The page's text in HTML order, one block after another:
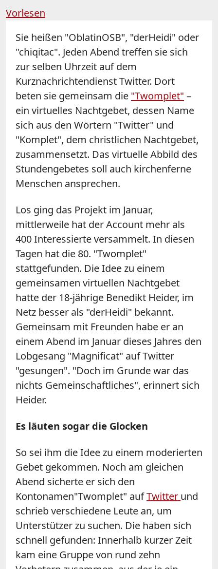
Vorlesen
Sie heißen "OblatinOSB", "derHeidi" oder
"chiqitac". Jeden Abend treffen sie sich
zur selben Uhrzeit auf dem
Kurznachrichtendienst Twitter. Dort
beten sie gemeinsam die "Twomplet" –
ein virtuelles Nachtgebet, dessen Name
sich aus den Wörtern "Twitter" und
"Komplet", dem christlichen Nachtgebet,
zusammensetzt. Das virtuelle Abbild des
Stundengebetes soll auch kirchenferne
Menschen ansprechen.
Los ging das Projekt im Januar,
mittlerweile hat der Account mehr als
400 Interessierte versammelt. In diesen
Tagen hat die 80. "Twomplet"
stattgefunden. Die Idee zu einem
gemeinsamen virtuellen Nachtgebet
hatte der 18-jährige Benedikt Heider, im
Netz besser als "derHeidi" bekannt.
Gemeinsam mit Freunden habe er an
einem Abend im Januar dieses Jahres den
Lobgesang "Magnificat" auf Twitter
"gesungen". "Doch im Grunde war das
nichts Gemeinschaftliches", erinnert sich
Heider.
Es läuten sogar die Glocken
So sei ihm die Idee zu einem moderierten
Gebet gekommen. Noch am gleichen
Abend sicherte er sich den
Kontonamen"Twomplet" aufTwitter und
schrieb verschiedene Leute an, um
Unterstützer zu suchen. Die haben sich
schnell gefunden: Innerhalb kurzer Zeit
kam eine Gruppe von rund zehn